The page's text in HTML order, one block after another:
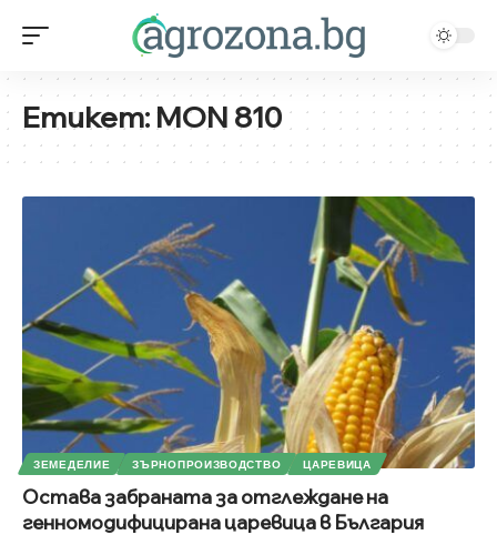
Етикет:MON 810
ЗЕМЕДЕЛИЕ ЗЪРНОПРОИЗВОДСТВО ЦАРЕВИЦА
Остава забраната за отглеждане на
генномодифицирана царевица в България